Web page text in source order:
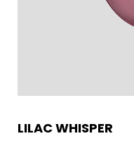
LILAC WHISPER